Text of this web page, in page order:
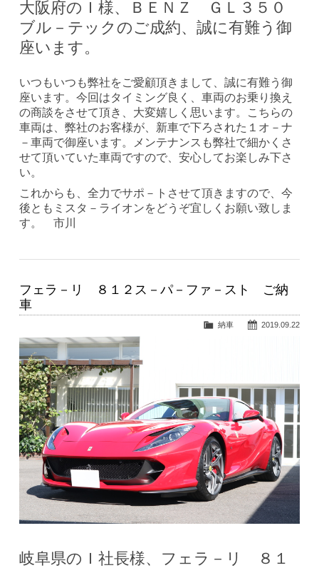
大阪府のＩ様、ＢＥＮＺ ＧＬ３５０
ブル－テックのご成約、誠に有難う御
座います。
いつもいつも弊社をご愛顧頂きまして、誠に有難う御
座います。今回はタイミング良く、車両のお乗り換え
の商談をさせて頂き、大変嬉しく思います。こちらの
車両は、弊社のお客様が、新車で下ろされた１オ－ナ
－車両で御座います。メンテナンスも弊社で細かくさ
せて頂いていた車両ですので、安心してお楽しみ下さ
い。
これからも、全力でサポ－トさせて頂きますので、今
後ともミスタ－ライオンをどうぞ宜しくお願い致しま
す。 市川
フェラ－リ ８１２ス－パ－ファ－スト ご納
車
2019.09.22
納車
岐阜県のＩ社長様、フェラ－リ ８１